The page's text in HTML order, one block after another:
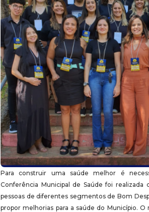
Para construir uma saúde melhor é
Conferência Municipal de Saúde foi realizada
pessoas de diferentes segmentos de Bom
propor melhorias para a saúde do Município. O